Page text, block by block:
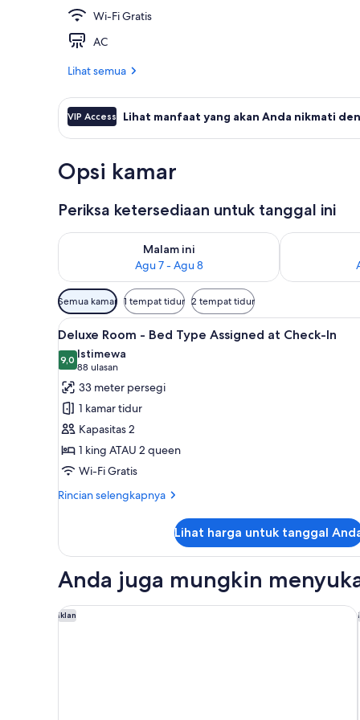
Wi-Fi Gratis
AC
Lihat semua
VIP Access Lihat manfaat yang akan Anda nikmati
Opsi kamar
Periksa ketersediaan untuk tanggal ini
Malam ini
Agu 7 - Agu 8
Periksa ketersediaan untuk malam ini Agu 7 - Agu 8
Periksa
Filter
tersedia
untuk
kamar
Semua kamar 1 tempat tidur 2 tempat tidur
Lihat
semua
foto
untuk
Deluxe
Room
-
Bed
Type
Assigned
In
Bantalan ekstra lembut,
7
Deluxe Room - Bed Type Assigned at Check-In
9,09,0 dari 10
Istimewa
88 ulasan
(88
ulasan)
33 meter persegi
1 kamar tidur
Kapasitas 2
1 king ATAU 2 queen
Wi-Fi Gratis
Rincian selengkapnya
Rincian
Deluxe
-
Type
Assigned
Lihat harga untuk tanggal
Anda juga mungkin
Iklan
Las Vegas Hilton at Resorts World